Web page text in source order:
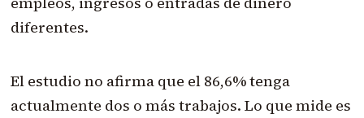
diferentes.
El estudio no afirma que el 86,6% tenga
actualmente dos o más trabajos. Lo que mide es